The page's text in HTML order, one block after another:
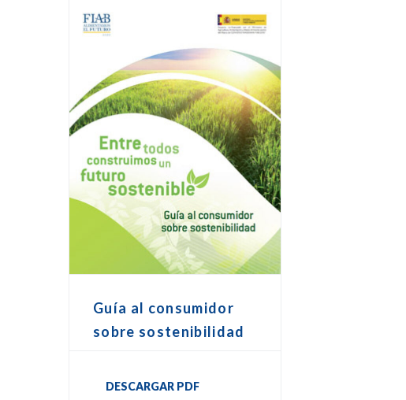
Guía al consumidor
sobre sostenibilidad
DESCARGAR PDF